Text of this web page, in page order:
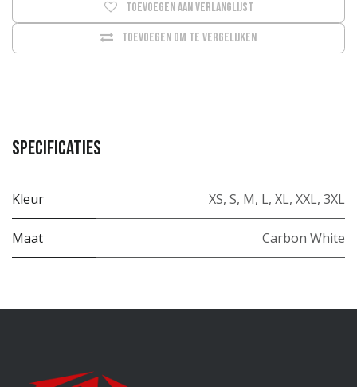
Toevoegen om te vergelijken
Toevoegen aan verlanglijst
Specificaties
Kleur XS, S, M, L, XL, XXL, 3XL
Maat Carbon White